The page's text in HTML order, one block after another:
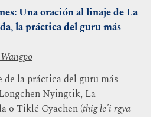
Una oración al linaje de La
la práctica del guru más
la práctica del guru más
Nyingtik, La
o Tiklé Gyachen (thig le'i rgya